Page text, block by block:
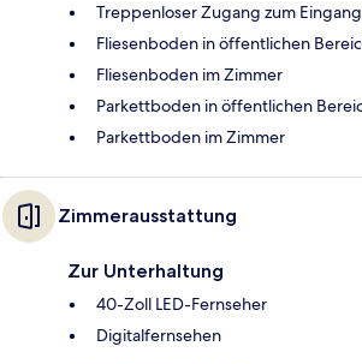
Treppenloser Zugang zum Eingang
Fliesenboden in öffentlichen
Fliesenboden im Zimmer
Parkettboden in öffentlichen
Parkettboden im Zimmer
Zimmerausstattung
Zur Unterhaltung
40-Zoll LED-Fernseher
Digitalfernsehen